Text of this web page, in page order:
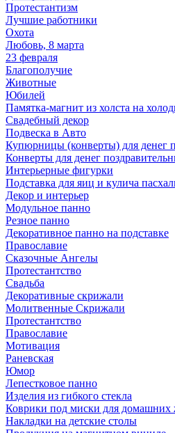
Протестантизм
Лучшие работники
Охота
Любовь, 8 марта
23 февраля
Благополучие
Животные
Юбилей
Памятка-магнит из холста на
Свадебный декор
Подвеска в Авто
Купюрницы (конверты) для денег
Конверты для денег
Интерьерные фигурки
Подставка для яиц и кулича
Декор и интерьер
Модульное панно
Резное панно
Декоративное панно на подставке
Православие
Сказочные Ангелы
Протестантство
Свадьба
Декоративные скрижали
Молитвенные Скрижали
Протестантство
Православие
Мотивация
Раневская
Юмор
Лепестковое панно
Изделия из гибкого стекла
Коврики под миски для
Накладки на детские столы